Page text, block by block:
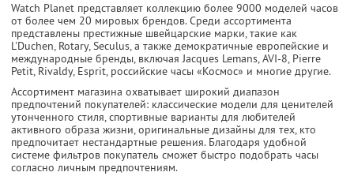
Watch Planet представляет коллекцию более 9000 моделей часов
от более чем 20 мировых брендов. Среди ассортимента
представлены престижные швейцарские марки, такие как
L'Duchen, Rotary, Seculus, а также демократичные европейские и
международные бренды, включая Jacques Lemans, AVI-8, Pierre
Petit, Rivaldy, Esprit, российские часы «Космос» и многие другие.
Ассортимент магазина охватывает широкий диапазон
предпочтений покупателей: классические модели для ценителей
утонченного стиля, спортивные варианты для любителей
активного образа жизни, оригинальные дизайны для тех, кто
предпочитает нестандартные решения. Благодаря удобной
системе фильтров покупатель сможет быстро подобрать часы
согласно личным предпочтениям.